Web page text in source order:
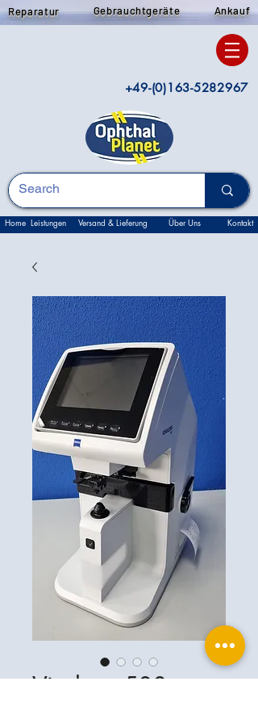
Reparatur Gebrauchtgeräte Ankauf
+49-(0)163-5282967
Home Leistungen Versand & Lieferung Über Uns Kontakt
Visulens 500